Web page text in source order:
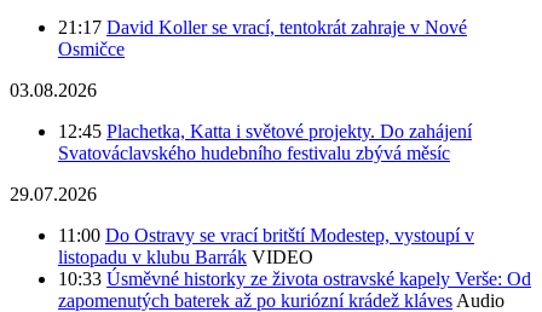
21:17 David Koller se vrací, tentokrát zahraje v Nové
Osmičce
03.08.2026
12:45 Plachetka, Katta i světové projekty. Do zahájení
Svatováclavského hudebního festivalu zbývá měsíc
29.07.2026
11:00 Do Ostravy se vrací britští Modestep, vystoupí v
listopadu v klubu Barrák VIDEO
10:33 Úsměvné historky ze života ostravské kapely Verše: Od
zapomenutých baterek až po kuriózní krádež kláves Audio